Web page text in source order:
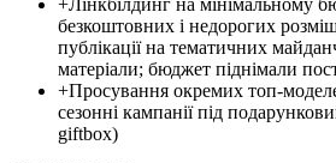
+Лінкбілдинг на мінімальному
безкоштовних і недорогих
публікації на тематичних
матеріали; бюджет піднімали
+Просування окремих топ-
сезонні кампанії під
giftbox)